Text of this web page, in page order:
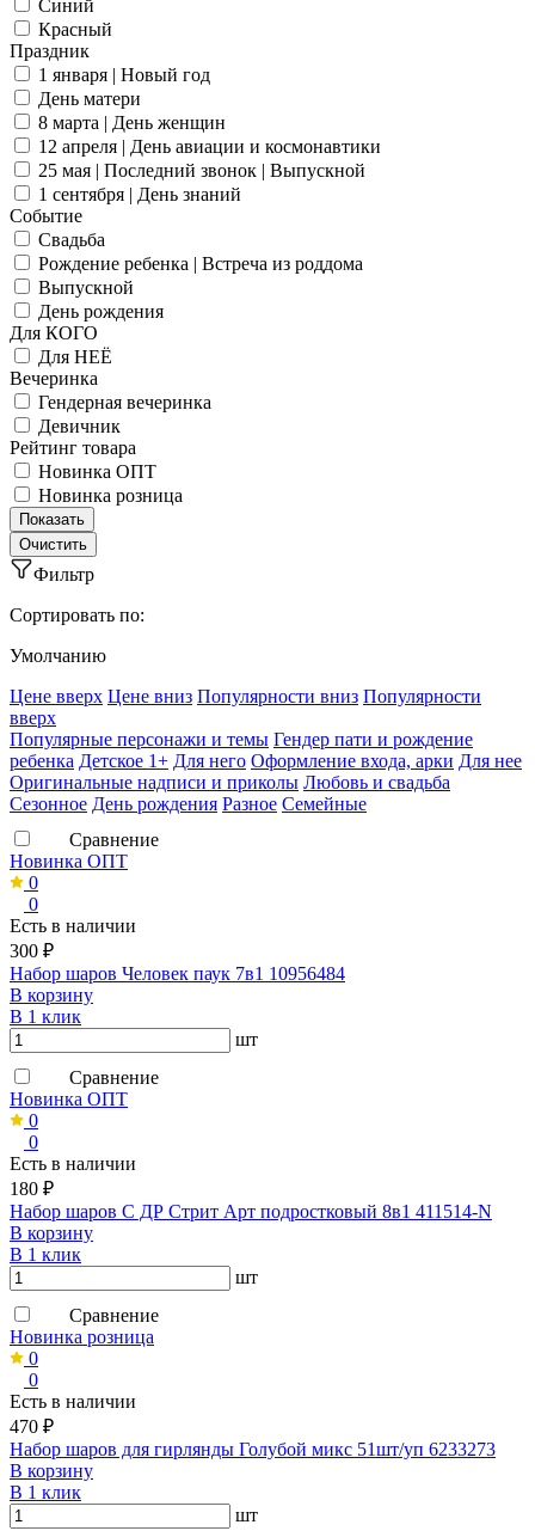
Синий
Красный
Праздник
1 января | Новый год
День матери
8 марта | День женщин
12 апреля | День авиации и космонавтики
25 мая | Последний звонок | Выпускной
1 сентября | День знаний
Событие
Свадьба
Рождение ребенка | Встреча из роддома
Выпускной
День рождения
Для КОГО
Для НЕЁ
Вечеринка
Гендерная вечеринка
Девичник
Рейтинг товара
Новинка ОПТ
Новинка розница
Фильтр
Сортировать по:
Умолчанию
Ценe вверх Ценe вниз Популярности вниз Популярности
вверх
Популярные персонажи и темы Гендер пати и рождение
ребенка Детское 1+ Для него Оформление входа, арки Для нее
Оригинальные надписи и приколы Любовь и свадьба
Сезонное День рождения Разное Семейные
Сравнение
Новинка ОПТ
0
0
Есть в наличии
300 ₽
Набор шаров Человек паук 7в1 10956484
В корзину
В 1 клик
шт
Сравнение
Новинка ОПТ
0
0
Есть в наличии
180 ₽
Набор шаров С ДР Стрит Арт подростковый 8в1 411514-N
В корзину
В 1 клик
шт
Сравнение
Новинка розница
0
0
Есть в наличии
470 ₽
Набор шаров для гирлянды Голубой микс 51шт/уп 6233273
В корзину
В 1 клик
шт